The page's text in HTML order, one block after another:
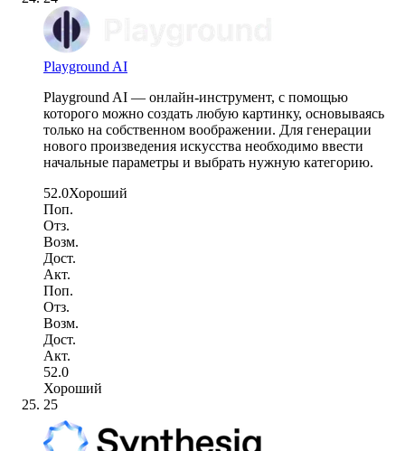
Playground AI
Playground AI — онлайн-инструмент, с помощью
которого можно создать любую картинку, основываясь
только на собственном воображении. Для генерации
нового произведения искусства необходимо ввести
начальные параметры и выбрать нужную категорию.
52.0Хороший
Поп.
Отз.
Возм.
Дост.
Акт.
Поп.
Отз.
Возм.
Дост.
Акт.
52.0
Хороший
25